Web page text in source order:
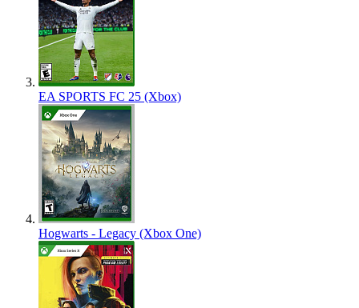
EA SPORTS FC 25 (Xbox)
Hogwarts - Legacy (Xbox One)